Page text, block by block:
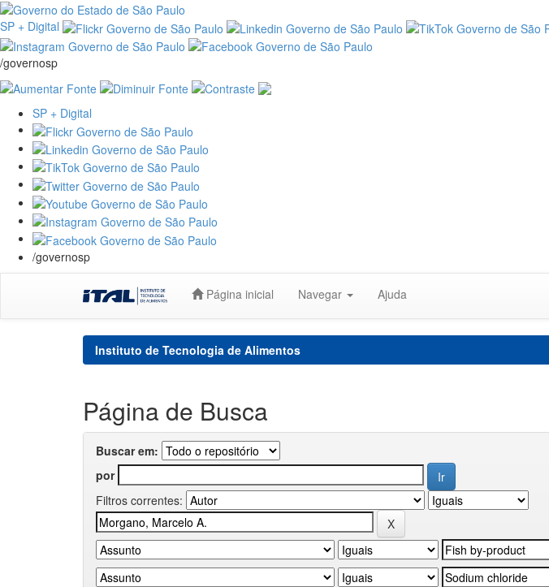
SP + Digital
/governosp
SP + Digital
/governosp
Página inicial Navegar Ajuda
Instituto de Tecnologia de Alimentos
Página de Busca
Buscar em:
por
Filtros correntes: